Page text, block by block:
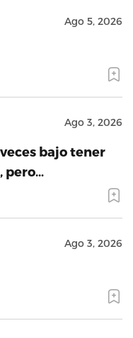
Ago 5, 2026
Ago 3, 2026
bajo tener
pero…
Ago 3, 2026